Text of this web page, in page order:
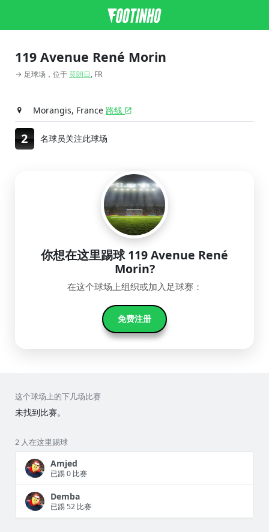
119 Avenue René Morin
→ 足球场，位于莫朗日, FR
Morangis, France 路线
2 名球员关注此球场
你想在这里踢球 119 Avenue René
Morin?
在这个球场上组织或加入足球赛：
免费注册
这个球场上的下几场比赛
未找到比赛。
2 人在这里踢球
Amjed
已踢 0 比赛
Demba
已踢 52 比赛